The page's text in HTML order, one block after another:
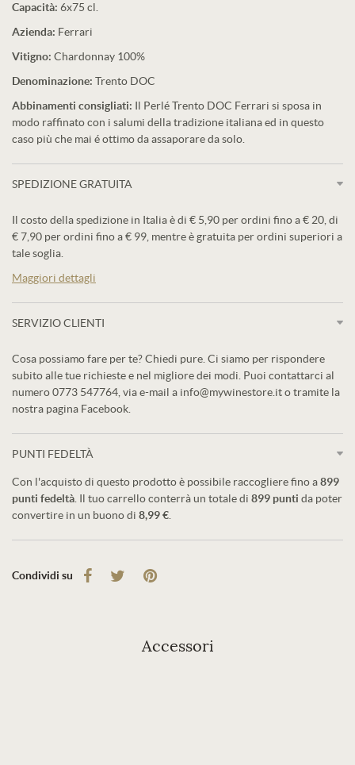
Capacità: 6x75 cl.
Azienda: Ferrari
Vitigno: Chardonnay 100%
Denominazione: Trento DOC
Abbinamenti consigliati: Il Perlé Trento DOC Ferrari si sposa in
modo raffinato con i salumi della tradizione italiana ed in questo
caso più che mai é ottimo da assaporare da solo.
SPEDIZIONE GRATUITA
Il costo della spedizione in Italia è di € 5,90 per ordini fino a € 20, di
€ 7,90 per ordini fino a € 99, mentre è gratuita per ordini superiori a
tale soglia.
Maggiori dettagli
SERVIZIO CLIENTI
Cosa possiamo fare per te? Chiedi pure. Ci siamo per rispondere
subito alle tue richieste e nel migliore dei modi. Puoi contattarci al
numero 0773 547764, via e-mail a info@mywinestore.it o tramite la
nostra pagina Facebook.
PUNTI FEDELTÀ
Con l'acquisto di questo prodotto è possibile raccogliere fino a899
punti fedeltà . Il tuo carrello conterrà un totale di 899 punti da poter
convertire in un buono di 8,99 €
Condividi su
Accessori